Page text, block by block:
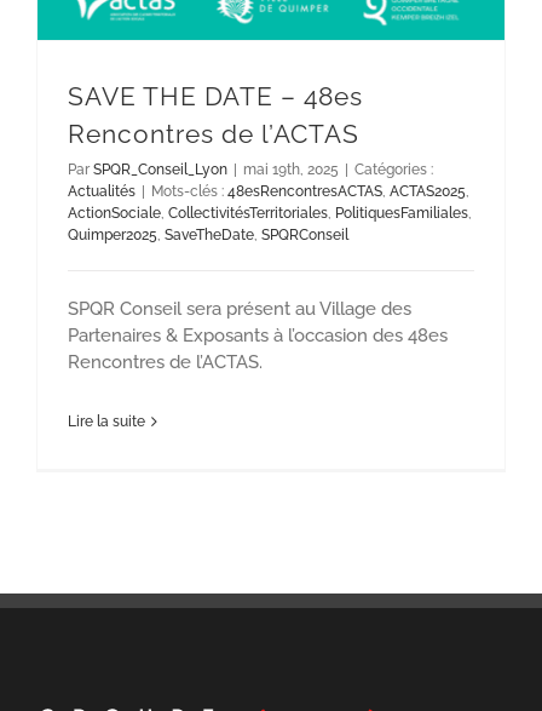
SAVE THE DATE – 48es
Rencontres de l’ACTAS
Par SPQR_Conseil_Lyon | mai 19th, 2025 | Catégories :
Actualités | Mots-clés : 48esRencontresACTAS ACTAS2025
ActionSociale CollectivitésTerritoriales PolitiquesFamiliales
Quimper2025 SaveTheDate SPQRConseil
SPQR Conseil sera présent au Village des
Partenaires & Exposants à l’occasion des 48es
Rencontres de l’ACTAS.
Lire la suite